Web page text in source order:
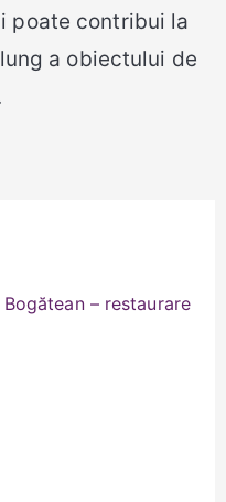
poate contribui la
a obiectului de